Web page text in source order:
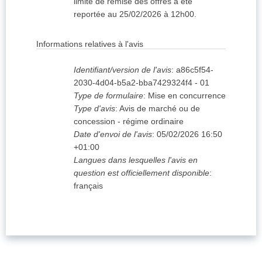
reportée au 25/02/2026 à 12h00.
Informations relatives à l'avis
Identifiant/version de l'avis: a86c5f54-
2030-4d04-b5a2-bba7429324f4 - 01
Type de formulaire: Mise en concurrence
Type d'avis: Avis de marché ou de
concession - régime ordinaire
Date d'envoi de l'avis: 05/02/2026 16:50
+01:00
Langues dans lesquelles l'avis en
question est officiellement disponible:
français